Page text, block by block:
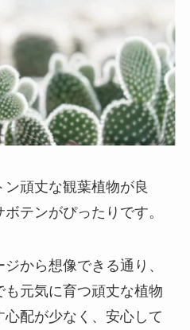
ン頑丈な観葉植物が良
テンがぴったりです。
から想像できる通り、
元気に育つ頑丈な植物
配が少なく、安心して